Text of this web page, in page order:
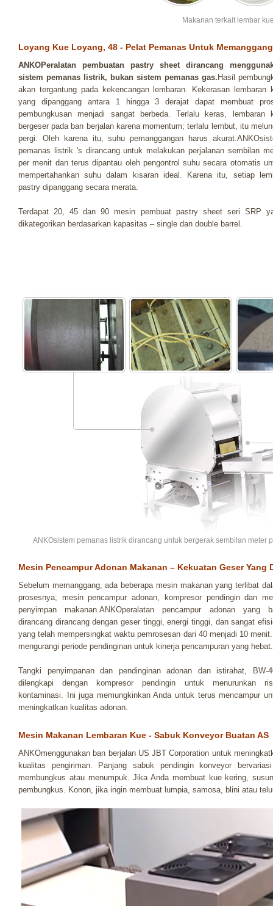
Makanan terkait lembar
Loyang Kue Loyang, 48 - Pelat Pemanas Untuk
ANKOPeralatan pembuatan pastry sheet dirancang
sistem pemanas listrik, bukan sistem pemanas gas. Hasil
akan tergantung pada kekencangan lembaran. Kekerasan lembaran
yang dipanggang antara 1 hingga 3 derajat dapat membuat
pembungkusan menjadi sangat berbeda. Terlalu keras, lembaran
bergeser pada ban berjalan karena momentum; terlalu lembut, itu
pergi. Oleh karena itu, suhu pemanggangan harus
pemanas listrik 's dirancang untuk melakukan perjalanan sembilan
per menit dan terus dipantau oleh pengontrol suhu secara otomatis
mempertahankan suhu dalam kisaran ideal. Karena itu, setiap
pastry dipanggang secara merata.
Terdapat 20, 45 dan 90 mesin pembuat pastry sheet seri SRP
dikategorikan berdasarkan kapasitas – single dan double barrel.
ANKOsistem pemanas listrik dirancang untuk bergerak sembilan meter
Mesin Pencampur Adonan Makanan – Kekuatan Geser
Sebelum memanggang, ada beberapa mesin makanan yang terlibat
prosesnya; mesin pencampur adonan, kompresor pendingin dan
penyimpan makanan.ANKOperalatan pencampur adonan yang
dirancang dirancang dengan geser tinggi, energi tinggi, dan sangat
yang telah mempersingkat waktu pemrosesan dari 40 menjadi 10
mengurangi periode pendinginan untuk kinerja pencampuran yang hebat.
Tangki penyimpanan dan pendinginan adonan dan istirahat, BW-
dilengkapi dengan kompresor pendingin untuk menurunkan
kontaminasi. Ini juga memungkinkan Anda untuk terus mencampur
meningkatkan kualitas adonan.
Mesin Makanan Lembaran Kue - Sabuk Konveyor Buatan AS
ANKOmenggunakan ban berjalan US JBT Corporation untuk
kualitas pengiriman. Panjang sabuk pendingin konveyor
membungkus atau menumpuk. Jika Anda membuat kue kering,
pembungkus. Konon, jika ingin membuat lumpia, samosa, blini atau